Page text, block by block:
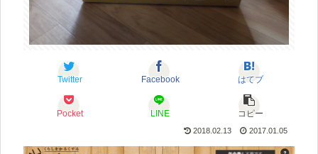
Twitter Facebook はてブ
Pocket LINE コピー
2018.02.13 2017.01.05